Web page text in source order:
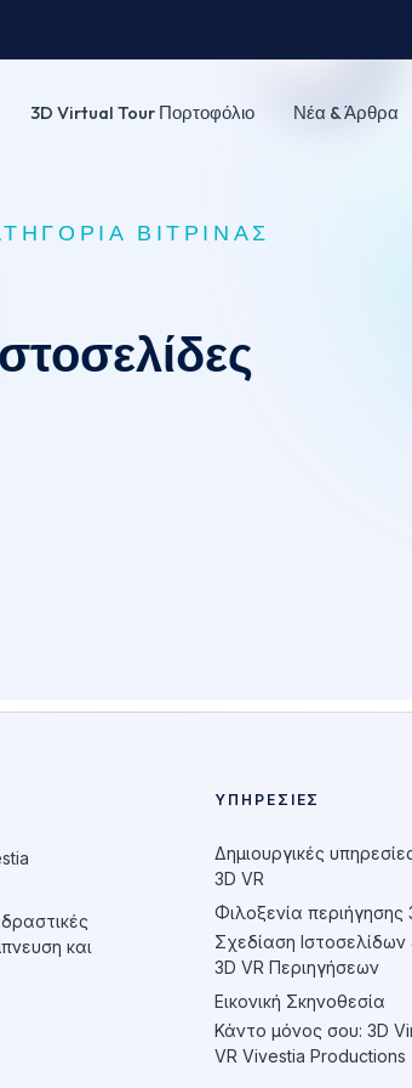
3D Virtual Tour Πορτοφόλιο Νέα & Άρθρα
ΒΙΤΡΊΝΑΣ
και
ΥΠΗΡΕΣΊΕΣ
Δημιουργικές
3D VR
Φιλοξενία περιήγησης
Σχεδίαση
3D VR Περιηγήσεων
Εικονική Σκηνοθεσία
Κάντο μόνος σου: 3D
VR Vivestia Productions